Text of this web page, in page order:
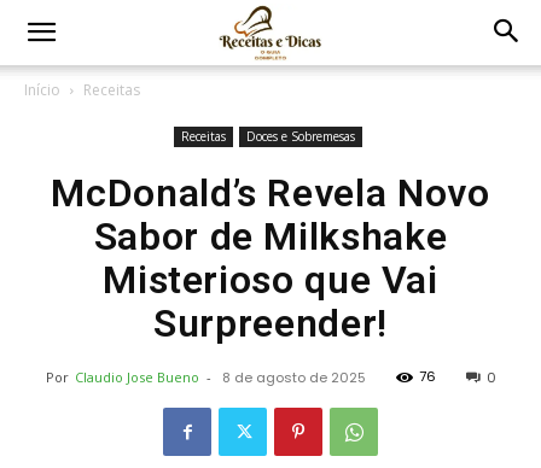
Início Receitas
Receitas Doces e Sobremesas
McDonald’s Revela Novo
Sabor de Milkshake
Misterioso que Vai
Surpreender!
Por Claudio Jose Bueno - 8 de agosto de 2025 76 0